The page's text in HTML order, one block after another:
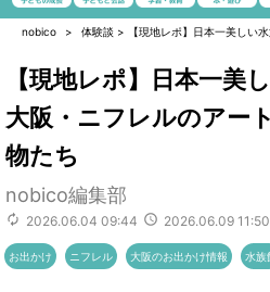
nobico 体験談 > 【現地レポ】日本一美しい
【現地レポ】日本一美
大阪・ニフレルのアー
物たち
nobico編集部
2026.06.04 09:44 2026.06.09 11:50
お出かけ ニフレル 大阪のお出かけ情報 水族